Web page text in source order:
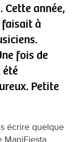
Cette année,
à
fois de
été
Petite
écrire quelque
ManiFiesta,